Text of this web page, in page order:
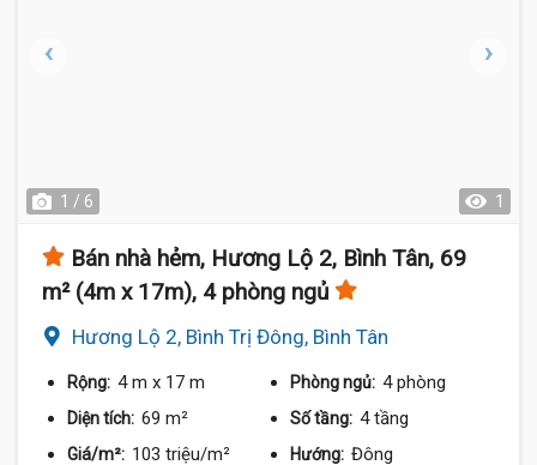
1 / 6 1
Bán nhà hẻm, Hương Lộ 2, Bình Tân, 69
m² (4m x 17m), 4 phòng ngủ
Hương Lộ 2, Bình Trị Đông, Bình Tân
Rộng: 4 m x 17 m Phòng ngủ: 4 phòng
Diện tích: 69 m² Số tầng: 4 tầng
Giá/m²: 103 triệu/m² Hướng: Đông